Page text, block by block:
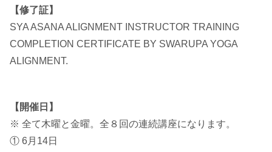
【修了証】
SYA ASANA ALIGNMENT INSTRUCTOR TRAINING
COMPLETION CERTIFICATE BY SWARUPA YOGA
ALIGNMENT.
【開催日】
※ 全て木曜と金曜。全８回の連続講座になります。
① 6月14日